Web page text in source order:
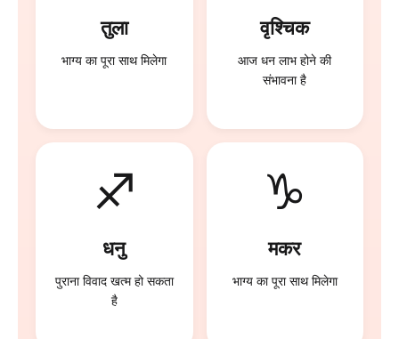
तुला
भाग्य का पूरा साथ मिलेगा
वृश्चिक
पुराना विवाद खत्म हो सकता
है
♐
धनु
आज निवेश से लाभ हो सकता
है
♑
मकर
पुराना विवाद खत्म हो सकता